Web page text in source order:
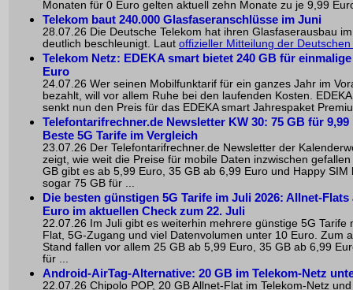
Monaten für 0 Euro gelten aktuell zehn Monate zu je 9,99
Telekom baut 240.000 Glasfaseranschlüsse im Juni
28.07.26 Die Deutsche Telekom hat ihren Glasfaserausbau
deutlich beschleunigt. Laut offizieller Mitteilung der Deutschen
Telekom Netz: EDEKA smart bietet 240 GB für einmalige
Euro
24.07.26 Wer seinen Mobilfunktarif für ein ganzes Jahr im
bezahlt, will vor allem Ruhe bei den laufenden Kosten.
senkt nun den Preis für das EDEKA smart Jahrespaket
Telefontarifrechner.de Newsletter KW 30: 75 GB für 9,99
Beste 5G Tarife im Vergleich
23.07.26 Der Telefontarifrechner.de Newsletter der
zeigt, wie weit die Preise für mobile Daten inzwischen
GB gibt es ab 5,99 Euro, 35 GB ab 6,99 Euro und Happy SIM
sogar 75 GB für ...
Die besten günstigen 5G Tarife im Juli 2026: Allnet-Flats
Euro im aktuellen Check zum 22. Juli
22.07.26 Im Juli gibt es weiterhin mehrere günstige 5G Tarife
Flat, 5G-Zugang und viel Datenvolumen unter 10 Euro. Zum
Stand fallen vor allem 25 GB ab 5,99 Euro, 35 GB ab 6,99
für ...
Android-AirTag-Alternative: 20 GB im Telekom-Netz
22.07.26 Chipolo POP, 20 GB Allnet-Flat im Telekom-Netz und